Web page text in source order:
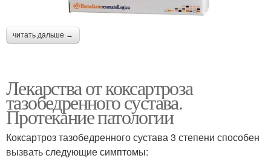
читать дальше →
Лекарства от коксартроза
тазобедренного сустава.
Протекание патологии
Коксартроз тазобедренного сустава 3 степени способен
вызвать следующие симптомы: